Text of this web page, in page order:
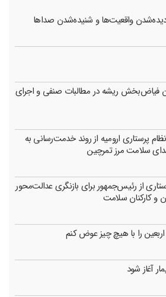
دیده‌شدن واقعیت‌ها و شنیده‌شدن صداها
فیاض‌بخش ریشه در مطالبات صنفی و اجرای
پرستاری ارومیه از روند خدمت‌رسانی به
سلامت مرز تمرچین
از رئیس‌جمهور برای بازنگری عدالت‌محور
و کارکنان سلامت
را با هیچ چیز عوض کنم
آغاز شود